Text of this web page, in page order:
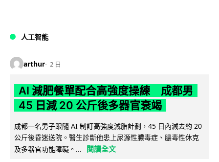
人工智能
arthur 2 日
AI 減肥餐單配合高強度操練 成都男
45 日減 20 公斤後多器官衰竭
成都一名男子跟隨 AI 制訂高強度減脂計劃，45 日內減去約 20
公斤後昏迷送院。醫生診斷他患上尿源性膿毒症、膿毒性休克
及多器官功能障礙。...
閱讀全文